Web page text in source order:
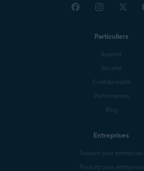
Particuliers
Support
Sécurité
Confidentialité
Performances
Blog
Entreprises
Support pour entreprises
Produits pour entreprises